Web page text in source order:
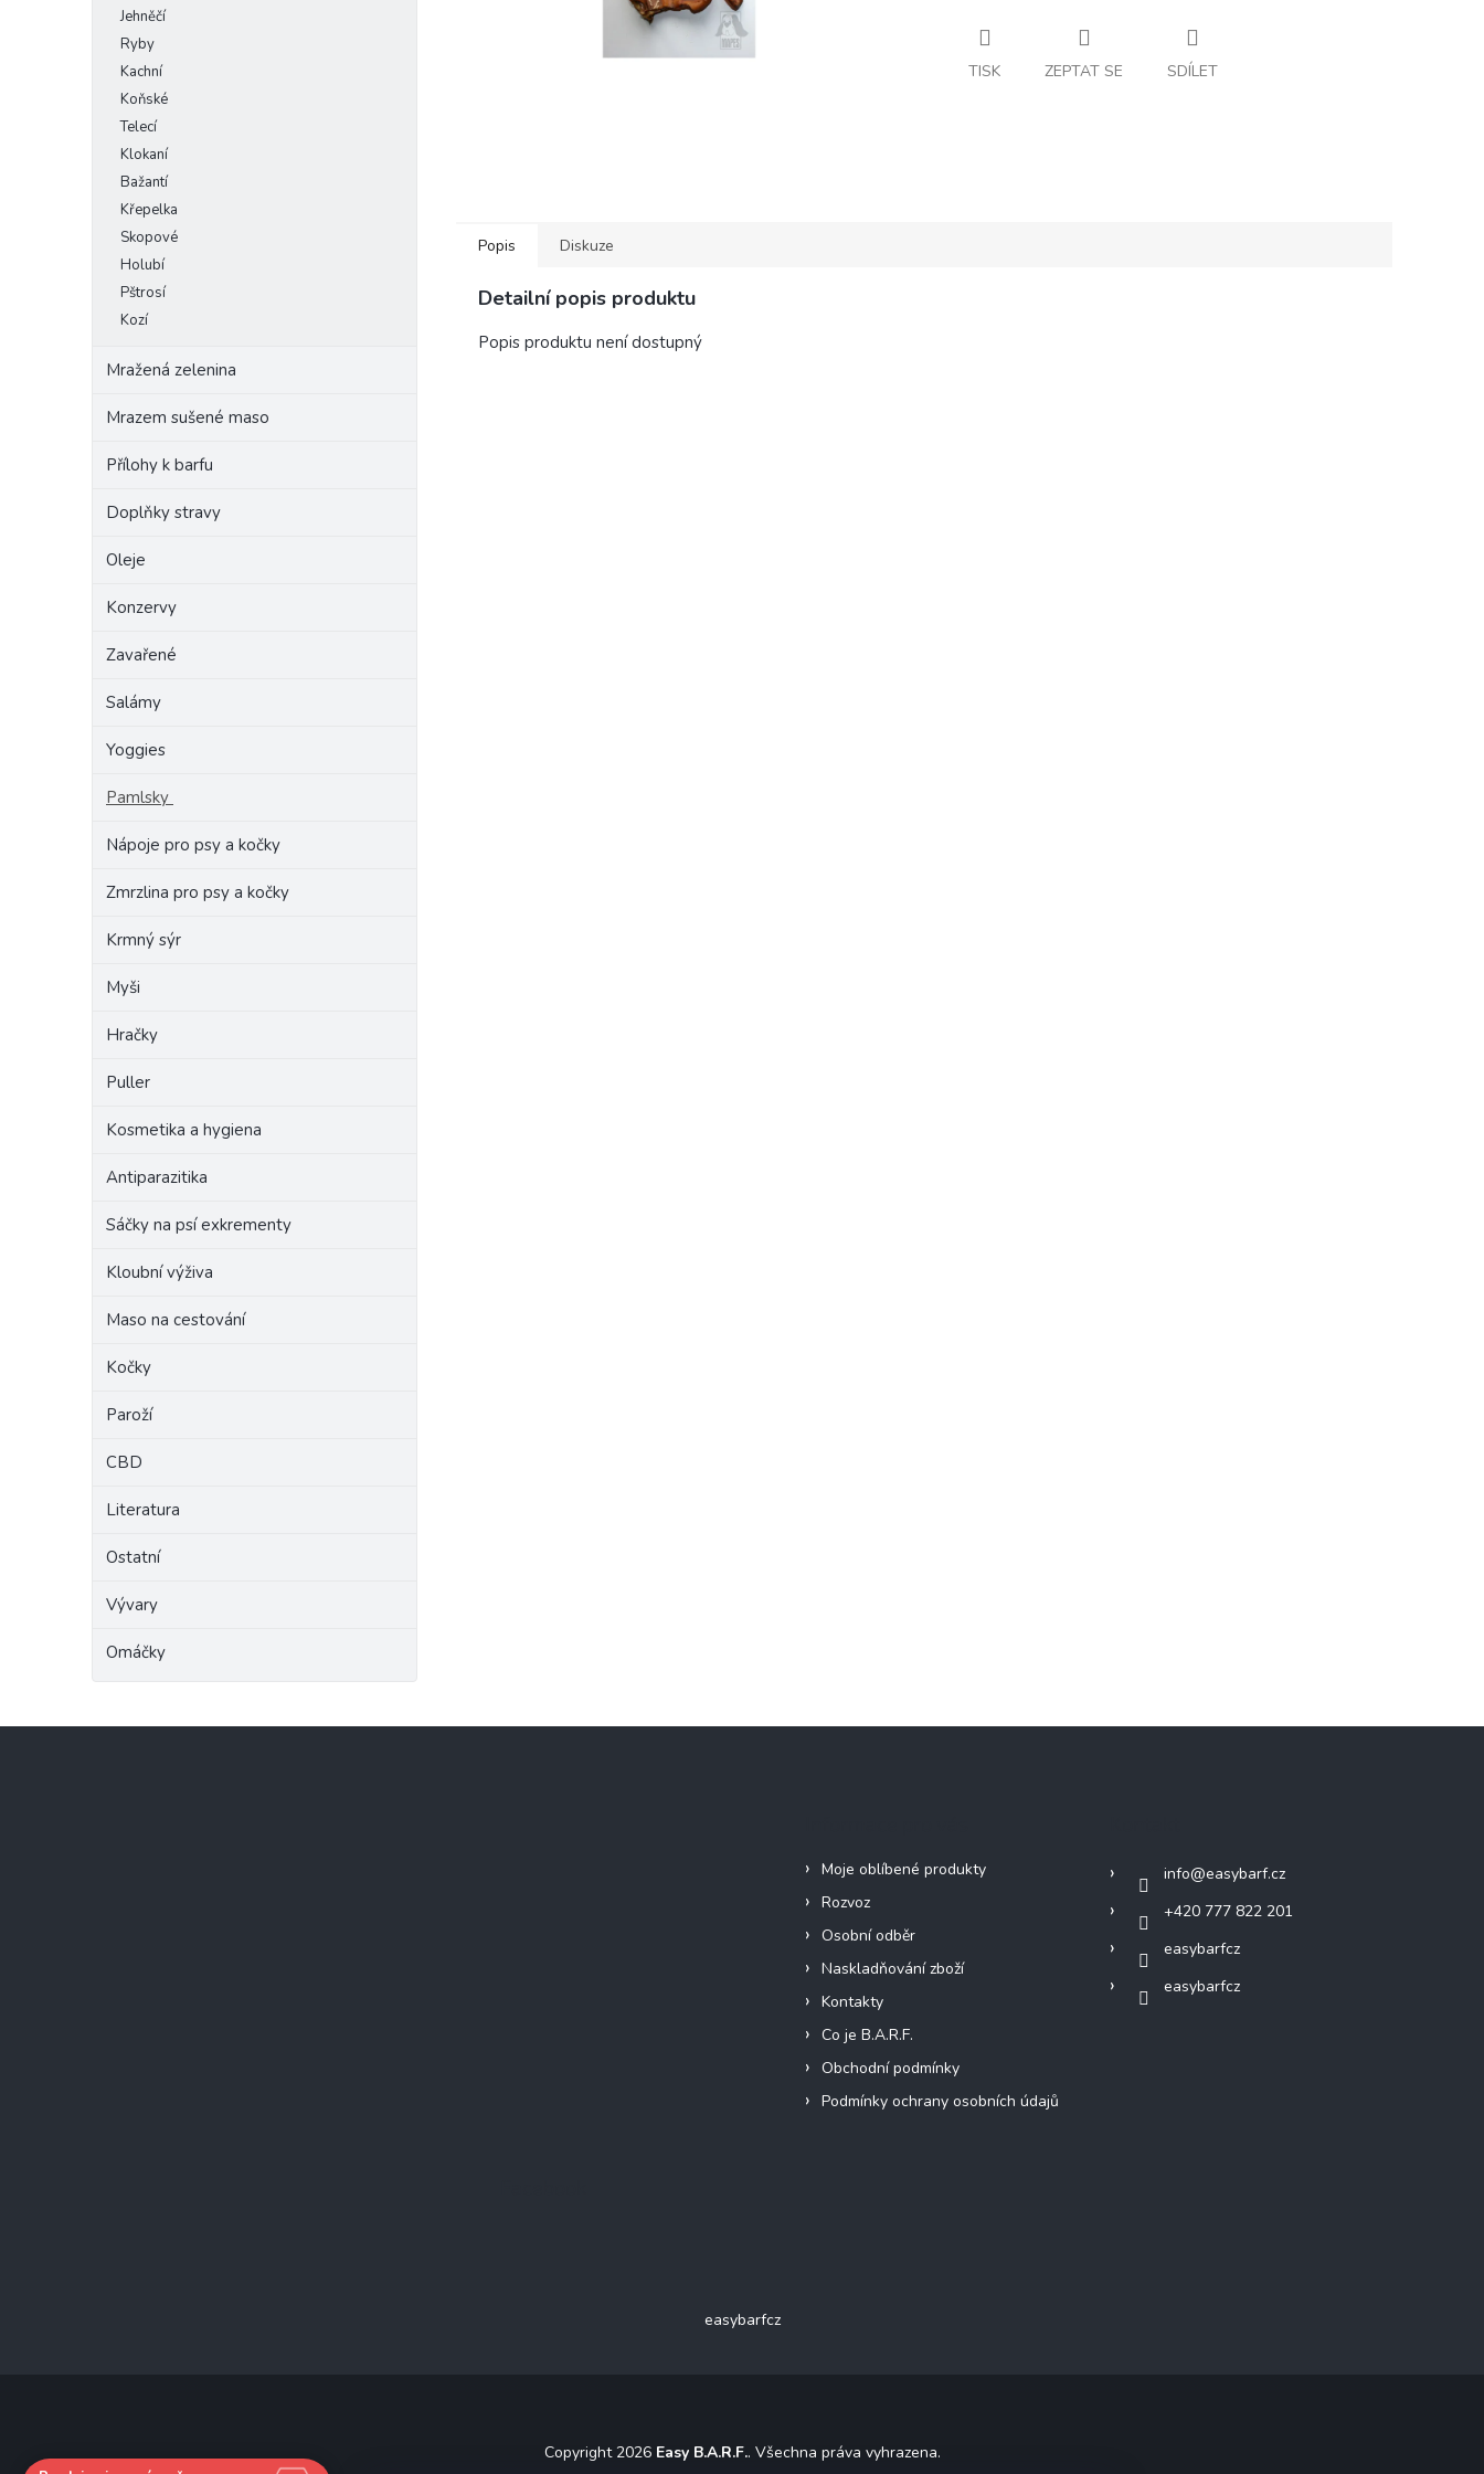
Jehněčí
Ryby
Kachní
Koňské
Telecí
Klokaní
Bažantí
Křepelka
Skopové
Holubí
Pštrosí
Kozí
Mražená zelenina
Mrazem sušené maso
Přílohy k barfu
Doplňky stravy
Oleje
Konzervy
Zavařené
Salámy
Yoggies
Pamlsky
Nápoje pro psy a kočky
Zmrzlina pro psy a kočky
Krmný sýr
Myši
Hračky
Puller
Kosmetika a hygiena
Antiparazitika
Sáčky na psí exkrementy
Kloubní výživa
Maso na cestování
Kočky
Paroží
CBD
Literatura
Ostatní
Vývary
Omáčky
TISK ZEPTAT SE SDÍLET
Popis Diskuze
Detailní popis produktu
Popis produktu není dostupný
Moje oblíbené produkty
Rozvoz
Osobní odběr
Naskladňování zboží
Kontakty
Co je B.A.R.F.
Obchodní podmínky
Podmínky ochrany osobních údajů
info@easybarf.cz
+420 777 822 201
easybarfcz
easybarfcz
easybarfcz
Copyright 2026 Easy B.A.R.F.. Všechna práva vyhrazena.